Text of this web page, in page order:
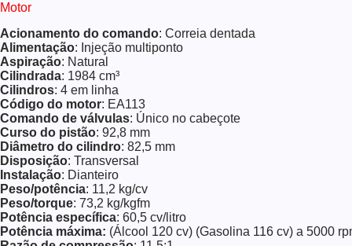
Motor
Acionamento do comando: Correia dentada
Alimentação: Injeção multiponto
Aspiração: Natural
Cilindrada: 1984 cm³
Cilindros: 4 em linha
Código do motor: EA113
Comando de válvulas: Único no cabeçote
Curso do pistão: 92,8 mm
Diâmetro do cilindro: 82,5 mm
Disposição: Transversal
Instalação: Dianteiro
Peso/potência: 11,2 kg/cv
Peso/torque: 73,2 kg/kgfm
Potência específica: 60,5 cv/litro
Potência máxima: (Álcool 120 cv) (Gasolina 116 cv) a 5000